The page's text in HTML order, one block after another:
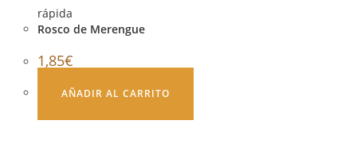
rápida
Rosco de Merengue
1,85€
AÑADIR AL CARRITO